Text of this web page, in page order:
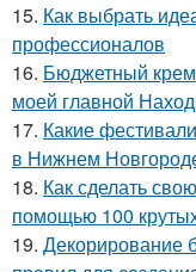
15. Как выбрать
профессионалов
16. Бюджетный
моей главной
17. Какие
в Нижнем
18. Как сделать
помощью 100
19. Декорирование